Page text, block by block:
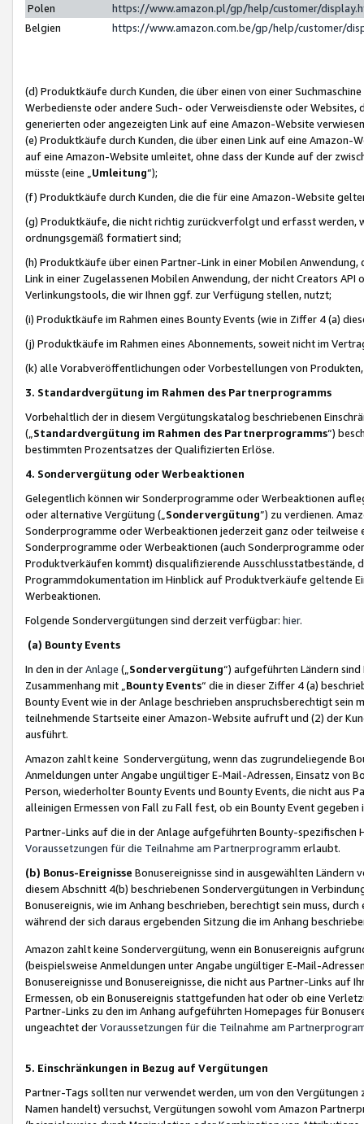
Polen
https://www.amazon.pl/gp/help/customer/
Belgien
https://www.amazon.com.be/gp/help/customer/
(d) Produktkäufe durch Kunden, die über einen von einer
Werbedienste oder andere Such- oder Verweisdienste oder Websites,
generierten oder angezeigten Link auf eine Amazon-Website
(e) Produktkäufe durch Kunden, die über einen Link auf eine
auf eine Amazon-Website umleitet, ohne dass der Kunde auf der
müsste (eine „ Umleitung“);
(f) Produktkäufe durch Kunden, die die für eine Amazon-Website
(g) Produktkäufe, die nicht richtig zurückverfolgt und erfasst werden,
ordnungsgemäß formatiert sind;
(h) Produktkäufe über einen Partner-Link in einer Mobilen
Link in einer Zugelassenen Mobilen Anwendung, der nicht Creators
Verlinkungstools, die wir Ihnen ggf. zur Verfügung stellen, nutzt;
(i) Produktkäufe im Rahmen eines Bounty Events (wie in Ziffer 4 (a)
(j) Produktkäufe im Rahmen eines Abonnements, soweit nicht im
(k) alle Vorabveröffentlichungen oder Vorbestellungen von
3. Standardvergütung im Rahmen des Partnerprogramms
Vorbehaltlich der in diesem Vergütungskatalog beschriebenen
(„ Standardvergütung im Rahmen des Partnerprogramms“)
bestimmten Prozentsatzes der Qualifizierten Erlöse.
4. Sondervergütung oder Werbeaktionen
Gelegentlich können wir Sonderprogramme oder Werbeaktionen
oder alternative Vergütung („ Sondervergütung”) zu verdienen.
Sonderprogramme oder Werbeaktionen jederzeit ganz oder
Sonderprogramme oder Werbeaktionen (auch Sonderprogramme
Produktverkäufen kommt) disqualifizierende Ausschlusstatbestände,
Programmdokumentation im Hinblick auf Produktverkäufe geltende
Werbeaktionen.
Folgende Sondervergütungen sind derzeit verfügbar: hier.
(a) Bounty Events
In den in derAnlage („ Sondervergütung“) aufgeführten Ländern
Zusammenhang mit „ Bounty Events“ die in dieser Ziffer 4 (a)
Bounty Event wie in der Anlage beschrieben anspruchsberechtigt sein
teilnehmende Startseite einer Amazon-Website aufruft und (2) der
ausführt.
Amazon zahlt keine Sondervergütung, wenn das zugrundeliegende
Anmeldungen unter Angabe ungültiger E-Mail-Adressen, Einsatz von
Person, wiederholter Bounty Events und Bounty Events, die nicht
alleinigen Ermessen von Fall zu Fall fest, ob ein Bounty Event
Partner-Links auf die in der Anlage aufgeführten Bounty-spezifischen
Voraussetzungen für die Teilnahme am Partnerprogramm erlaubt.
(b) Bonus-Ereignisse Bonusereignisse sind in ausgewählten Ländern
diesem Abschnitt 4(b) beschriebenen Sondervergütungen in
Bonusereignis, wie im Anhang beschrieben, berechtigt sein muss,
während der sich daraus ergebenden Sitzung die im Anhang
Amazon zahlt keine Sondervergütung, wenn ein Bonusereignis
(beispielsweise Anmeldungen unter Angabe ungültiger E-Mail-
Bonusereignisse und Bonusereignisse, die nicht aus Partner-Links auf
Ermessen, ob ein Bonusereignis stattgefunden hat oder ob eine
Partner-Links zu den im Anhang aufgeführten Homepages für
ungeachtet derVoraussetzungen für die Teilnahme am
5. Einschränkungen in Bezug auf Vergütungen
Partner-Tags sollten nur verwendet werden, um von den
Namen handelt) versuchst, Vergütungen sowohl vom Amazon